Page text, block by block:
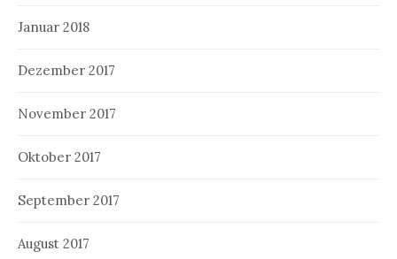
Januar 2018
Dezember 2017
November 2017
Oktober 2017
September 2017
August 2017